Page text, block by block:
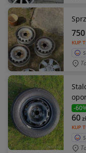
KUP
750
-
KUP
60